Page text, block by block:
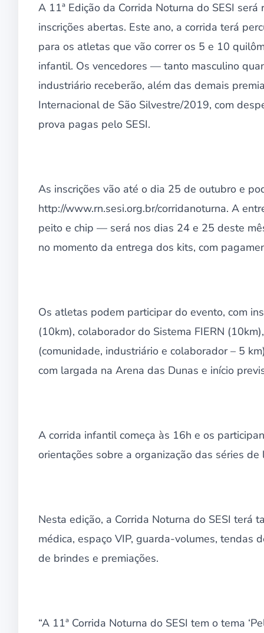
A 11ª Edição da Corrida Noturna do SESI
inscrições abertas. Este ano, a corrida terá
para os atletas que vão correr os 5 e 10
infantil. Os vencedores — tanto masculino
industriário receberão, além das demais
Internacional de São Silvestre/2019, com
prova pagas pelo SESI.
As inscrições vão até o dia 25 de outubro e
http://www.rn.sesi.org.br/corridanoturna. A
peito e chip — será nos dias 24 e 25 deste
no momento da entrega dos kits, com
Os atletas podem participar do evento, com
(10km), colaborador do Sistema FIERN
(comunidade, industriário e colaborador – 5
com largada na Arena das Dunas e início
A corrida infantil começa às 16h e os
orientações sobre a organização das séries de
Nesta edição, a Corrida Noturna do SESI terá
médica, espaço VIP, guarda-volumes, tendas
de brindes e premiações.
“A 11ª Corrida Noturna do SESI tem o tema